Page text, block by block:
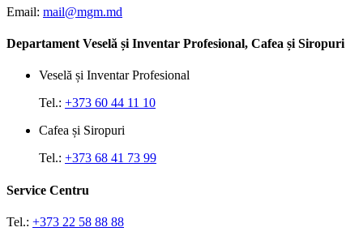
Email: mail@mgm.md
Departament Veselă și Inventar Profesional, Cafea și Siropuri
Veselă și Inventar Profesional
Tel.: +373 60 44 11 10
Cafea și Siropuri
Tel.: +373 68 41 73 99
Service Centru
Tel.: +373 22 58 88 88